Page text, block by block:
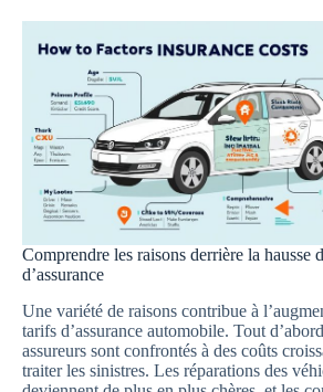
Comprendre les raisons derrière la hausse
d’assurance
Une variété de raisons contribue à
tarifs d’assurance automobile. Tout
assureurs sont confrontés à des coûts
traiter les sinistres. Les réparations des